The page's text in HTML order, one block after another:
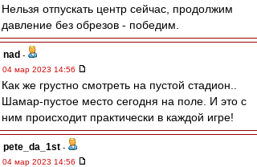
Нельзя отпускать центр сейчас, продолжим
давление без обрезов - победим.
nad -
04 мар 2023 14:56
Как же грустно смотреть на пустой стадион..
Шамар-пустое место сегодня на поле. И это с
ним происходит практически в каждой игре!
pete_da_1st -
04 мар 2023 14:56